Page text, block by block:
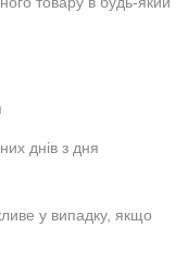
днів з дня
у випадку, якщо